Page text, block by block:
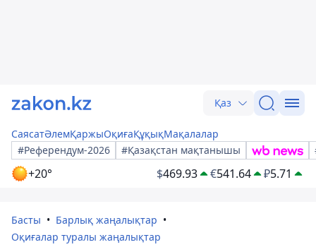
Қаз
СаясатӘлемҚаржыОқиғаҚұқықМақалалар
#Референдум-2026
#Қазақстан мақтанышы
+20° $469.93 €541.64 ₽5.71
Басты
Барлық жаңалықтар
Оқиғалар туралы жаңалықтар